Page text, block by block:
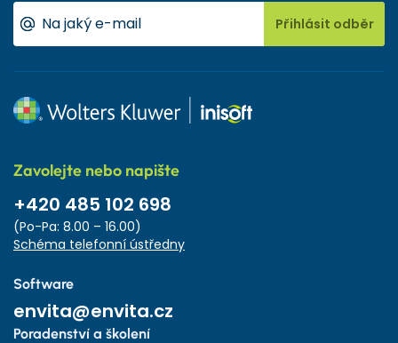
Přihlásit odběr
Zavolejte nebo napište
+420 485 102 698
(Po-Pa: 8.00 – 16.00)
Schéma telefonní ústředny
Software
envita@envita.cz
Poradenství a školení